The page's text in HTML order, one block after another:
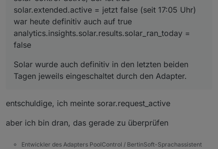
solar.extended.active = jetzt false (seit 17:05 Uhr)
war heute definitiv auch auf true
analytics.insights.solar.results.solar_ran_today =
false
Solar wurde auch definitiv in den letzten beiden
Tagen jeweils eingeschaltet durch den Adapter.
entschuldige, ich meinte sorar.request_active
aber ich bin dran, das gerade zu überprüfen
Entwickler des Adapters PoolControl / BertinSoft-Sprachassistent